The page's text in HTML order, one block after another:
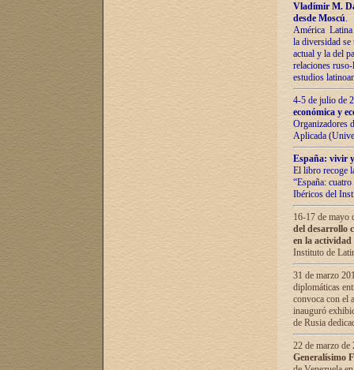
Vladímir М.
desde Moscú.
América Latina
la diversidad
actual у lа del
relaciones
estudios
4-5 de julio de
económica y
Organizadores
Aplicada
España: vivir
El libro recoge
“España:
Ibéricos del
16-17 de mayo
del desarrollo
en la
Instituto de
31 de marzo
diplomáticas
convoca con el
inauguró
de Rusia
22 de marzo
Generalísimo